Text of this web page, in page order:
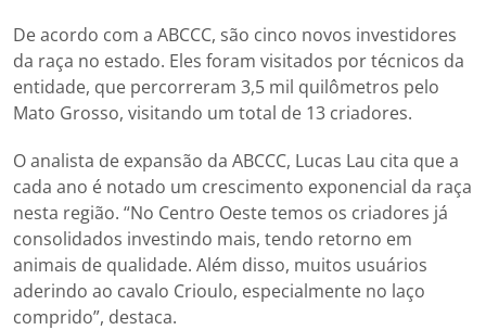
De acordo com a ABCCC, são cinco novos investidores
da raça no estado. Eles foram visitados por técnicos da
entidade, que percorreram 3,5 mil quilômetros pelo
Mato Grosso, visitando um total de 13 criadores.
O analista de expansão da ABCCC, Lucas Lau cita que a
cada ano é notado um crescimento exponencial da raça
nesta região. “No Centro Oeste temos os criadores já
consolidados investindo mais, tendo retorno em
animais de qualidade. Além disso, muitos usuários
aderindo ao cavalo Crioulo, especialmente no laço
comprido”, destaca.